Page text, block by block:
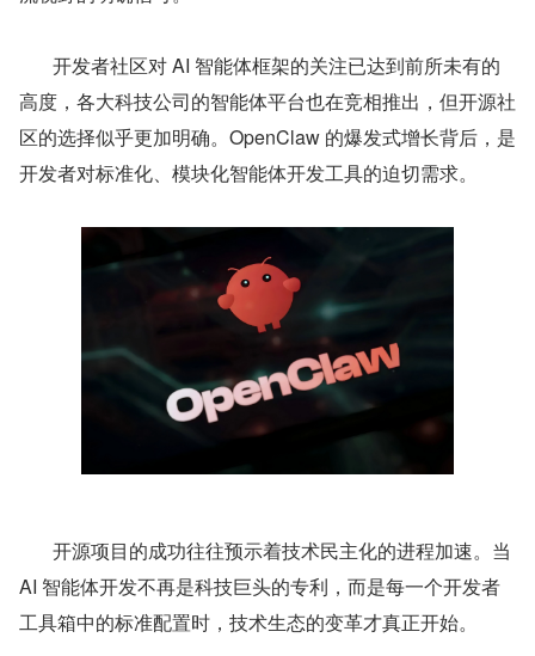
高度，各大科技公司的智能体平台也在竞相推出，但开源社
区的选择似乎更加明确。OpenClaw 的爆发式增长背后，是
开发者对标准化、模块化智能体开发工具的迫切需求。
AI 智能体开发不再是科技巨头的专利，而是每一个开发者
工具箱中的标准配置时，技术生态的变革才真正开始。